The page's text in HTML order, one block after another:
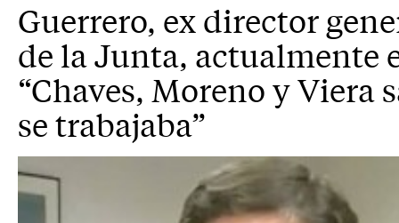
Guerrero, ex director
de la Junta, actualmente
“Chaves, Moreno y Viera
se trabajaba”